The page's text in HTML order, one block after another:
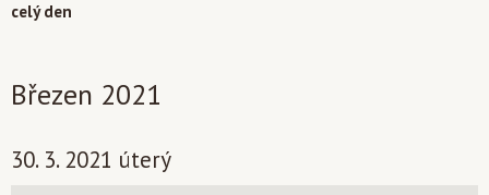
celý den
Březen 2021
30. 3. 2021 úterý